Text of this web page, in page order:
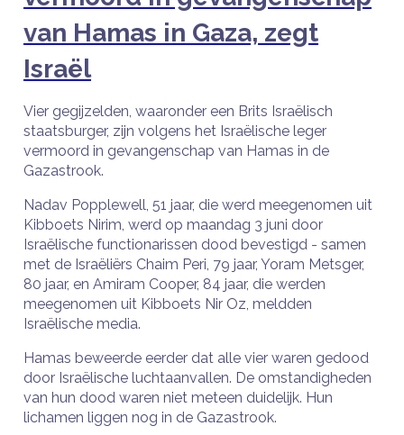
van Hamas in Gaza, zegt
Israël
Vier gegijzelden, waaronder een Brits Israëlisch
staatsburger, zijn volgens het Israëlische leger
vermoord in gevangenschap van Hamas in de
Gazastrook.
Nadav Popplewell, 51 jaar, die werd meegenomen uit
Kibboets Nirim, werd op maandag 3 juni door
Israëlische functionarissen dood bevestigd - samen
met de Israëliërs Chaim Peri, 79 jaar, Yoram Metsger,
80 jaar, en Amiram Cooper, 84 jaar, die werden
meegenomen uit Kibboets Nir Oz, meldden
Israëlische media.
Hamas beweerde eerder dat alle vier waren gedood
door Israëlische luchtaanvallen. De omstandigheden
van hun dood waren niet meteen duidelijk. Hun
lichamen liggen nog in de Gazastrook.